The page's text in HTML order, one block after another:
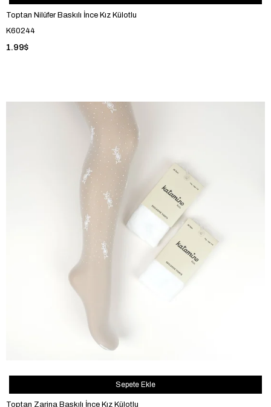
Toptan Nilüfer Baskılı İnce Kız Külotlu
K60244
1.99$
Toptan Zarina Baskılı İnce Kız Külotlu
Sepete Ekle